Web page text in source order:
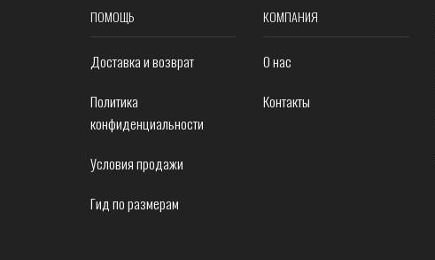
ПОМОЩЬ
Доставка и возврат
Политика
конфиденциальности
Условия продажи
Гид по размерам
КОМПАНИЯ
О нас
Контакты